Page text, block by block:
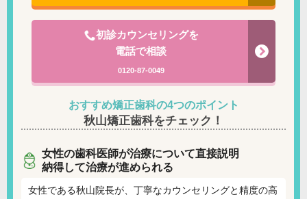
初診カウンセリングを
電話で相談
0120-87-0049
おすすめ矯正歯科の4つのポイント
秋山矯正歯科をチェック！
女性の歯科医師が治療について直接説明
納得して治療が進められる
女性である秋山院長が、丁寧なカウンセリングと精度の高